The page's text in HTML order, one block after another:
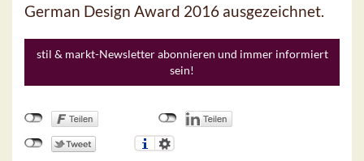
German Design Award 2016 ausgezeichnet.
stil & markt-Newsletter abonnieren und immer informiert
sein!